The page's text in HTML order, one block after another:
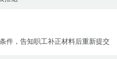
件，告知职工补正材料后重新提交